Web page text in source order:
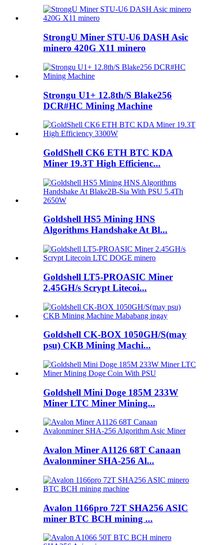
StrongU Miner STU-U6 DASH Asic
minero 420G X11 minero
Strongu U1+ 12.8th/S Blake256
DCR#HC Mining Machine
GoldShell CK6 ETH BTC KDA
Miner 19.3T High Efficienc...
Goldshell HS5 Mining HNS
Algorithms Handshake At Bl...
Goldshell LT5-PROASIC Miner
2.45GH/s Scrypt Litecoi...
Goldshell CK-BOX 1050GH/S(may
psu) CKB Mining Machi...
Goldshell Mini Doge 185M 233W
Miner LTC Miner Mining...
Avalon Miner A1126 68T Canaan
Avalonminer SHA-256 Al...
Avalon 1166pro 72T SHA256 ASIC
miner BTC BCH mining ...